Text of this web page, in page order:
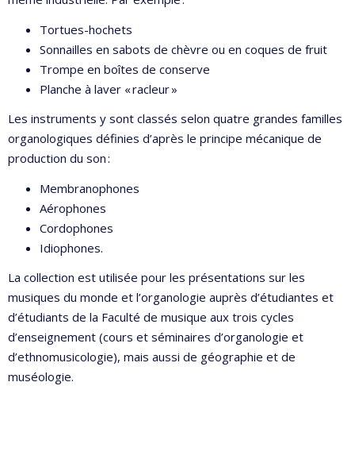
Tortues-hochets
Sonnailles en sabots de chèvre ou en coques de fruit
Trompe en boîtes de conserve
Planche à laver « racleur »
Les instruments y sont classés selon quatre grandes familles
organologiques définies d’après le principe mécanique de
production du son :
Membranophones
Aérophones
Cordophones
Idiophones.
La collection est utilisée pour les présentations sur les
musiques du monde et l’organologie auprès d’étudiantes et
d’étudiants de la Faculté de musique aux trois cycles
d’enseignement (cours et séminaires d’organologie et
d’ethnomusicologie), mais aussi de géographie et de
muséologie.